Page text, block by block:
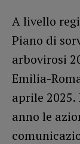
A livello
Piano di
arbovirosi
Emilia-
aprile
anno le